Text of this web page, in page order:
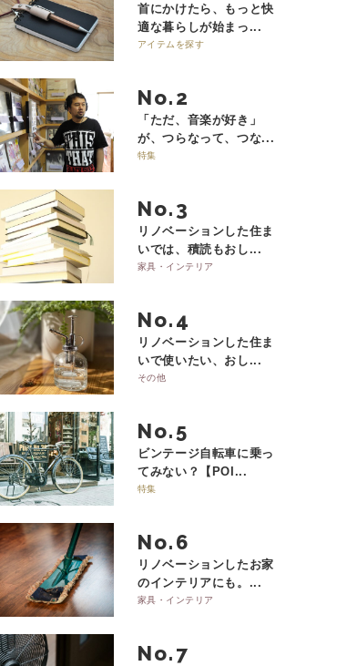
首にかけたら、もっと快
適な暮らしが始まっ...
アイテムを探す
No.
「ただ、音楽が好き」
が、つらなって、つな...
特集
No.
リノベーションした住ま
いでは、積読もおし...
家具・インテリア
No.
リノベーションした住ま
いで使いたい、おし...
その他
No.
ビンテージ自転車に乗っ
てみない？【POI...
特集
No.
リノベーションしたお家
のインテリアにも。...
家具・インテリア
No.